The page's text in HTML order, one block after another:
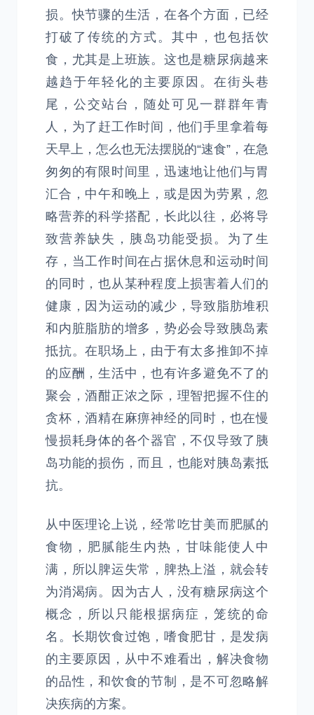
损。快节骤的生活，在各个方面，已经
打破了传统的方式。其中，也包括饮
食，尤其是上班族。这也是糖尿病越来
越趋于年轻化的主要原因。在街头巷
尾，公交站台，随处可见一群群年青
人，为了赶工作时间，他们手里拿着每
天早上，怎么也无法摆脱的“速食”，在急
匆匆的有限时间里，迅速地让他们与胃
汇合，中午和晚上，或是因为劳累，忽
略营养的科学搭配，长此以往，必将导
致营养缺失，胰岛功能受损。为了生
存，当工作时间在占据休息和运动时间
的同时，也从某种程度上损害着人们的
健康，因为运动的减少，导致脂肪堆积
和内脏脂肪的增多，势必会导致胰岛素
抵抗。在职场上，由于有太多推卸不掉
的应酬，生活中，也有许多避免不了的
聚会，酒酣正浓之际，理智把握不住的
贪杯，酒精在麻痹神经的同时，也在慢
慢损耗身体的各个器官，不仅导致了胰
岛功能的损伤，而且，也能对胰岛素抵
抗。
从中医理论上说，经常吃甘美而肥腻的
食物，肥腻能生内热，甘味能使人中
满，所以脾运失常，脾热上溢，就会转
为消渴病。因为古人，没有糖尿病这个
概念，所以只能根据病症，笼统的命
名。长期饮食过饱，嗜食肥甘，是发病
的主要原因，从中不难看出，解决食物
的品性，和饮食的节制，是不可忽略解
决疾病的方案。